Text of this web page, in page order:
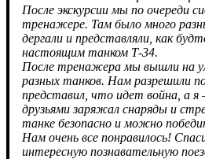
После экскурсии мы по очереди
тренажере. Там было много
дергали и представляли, как
настоящим танком Т-34.
После тренажера мы вышли на
разных танков. Нам разрешили
представил, что идет война, а
друзьями заряжал снаряды и
танке безопасно и можно
Нам очень все понравилось!
интересную познавательную